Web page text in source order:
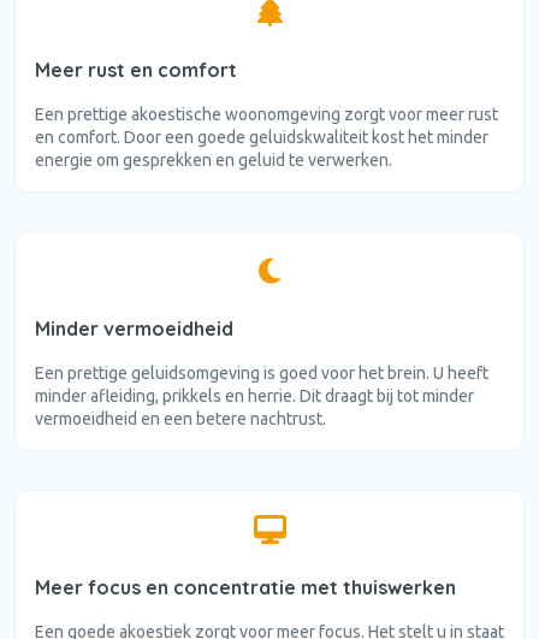
Meer rust en comfort
Een prettige akoestische woonomgeving zorgt voor meer rust
en comfort. Door een goede geluidskwaliteit kost het minder
energie om gesprekken en geluid te verwerken.
Minder vermoeidheid
Een prettige geluidsomgeving is goed voor het brein. U heeft
minder afleiding, prikkels en herrie. Dit draagt bij tot minder
vermoeidheid en een betere nachtrust.
Meer focus en concentratie met thuiswerken
Een goede akoestiek zorgt voor meer focus. Het stelt u in staat